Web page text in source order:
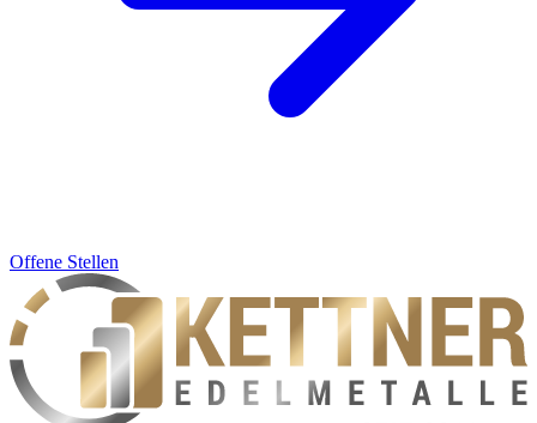
Offene Stellen